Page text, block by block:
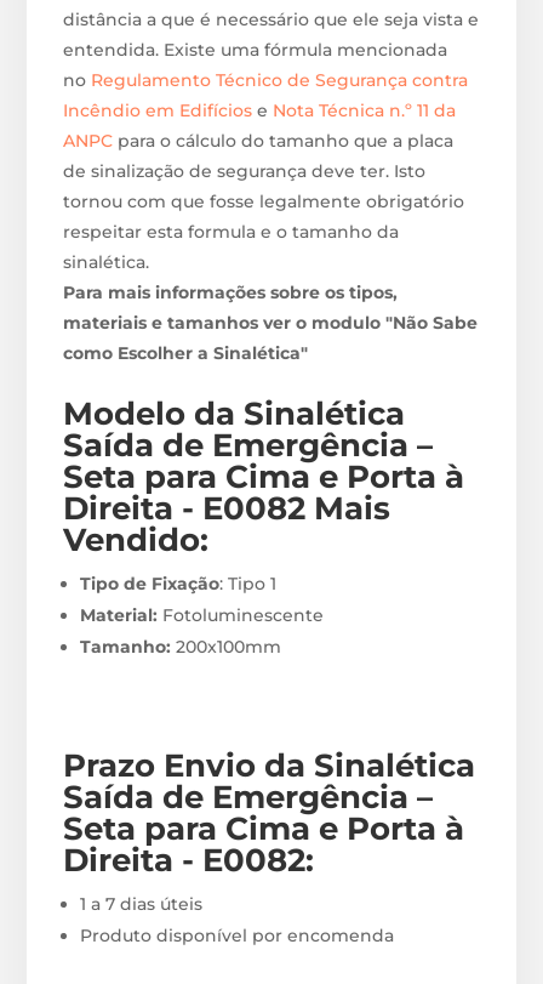
distância a que é necessário que ele seja vista e
entendida. Existe uma fórmula mencionada
no Regulamento Técnico de Segurança contra
Incêndio em Edifícios e Nota Técnica n.º 11 da
ANPC para o cálculo do tamanho que a placa
de sinalização de segurança deve ter. Isto
tornou com que fosse legalmente obrigatório
respeitar esta formula e o tamanho da
sinalética.
Para mais informações sobre os tipos,
materiais e tamanhos ver o modulo "Não Sabe
como Escolher a Sinalética"
Modelo da Sinalética
Saída de Emergência –
Seta para Cima e Porta à
Direita - E0082 Mais
Vendido:
Tipo de Fixação: Tipo 1
Material: Fotoluminescente
Tamanho: 200x100mm
Prazo Envio da Sinalética
Saída de Emergência –
Seta para Cima e Porta à
Direita - E0082:
1 a 7 dias úteis
Produto disponível por encomenda